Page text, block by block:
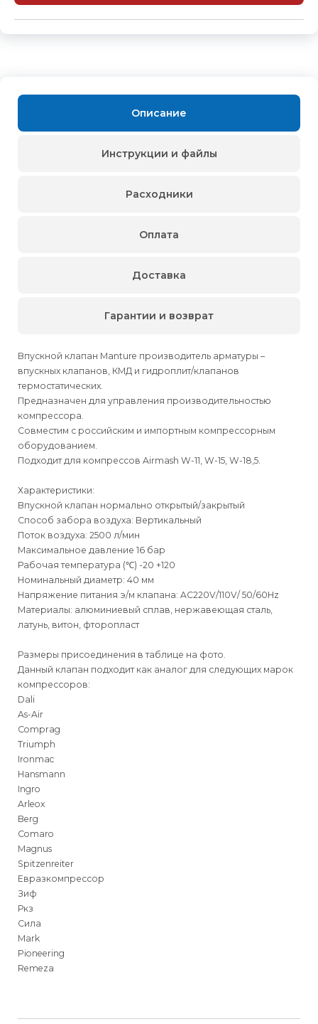
Описание
Впускной клапан Manture производитель арматуры –
впускных клапанов, КМД и гидроплит/клапанов
термостатических.
Предназначен для управления производительностью
компрессора.
Совместим с российским и импортным компрессорным
оборудованием.
Подходит для компрессов Airmash W-11, W-15, W-18,5.
Характеристики:
Впускной клапан нормально открытый/закрытый
Способ забора воздуха: Вертикальный
Поток воздуха: 2500 л/мин
Максимальное давление 16 бар
Рабочая температура (℃) -20 +120
Номинальный диаметр: 40 мм
Напряжение питания э/м клапана: AC220V/110V/ 50/60Hz
Материалы: алюминиевый сплав, нержавеющая сталь,
латунь, витон, фторопласт
Размеры присоединения в таблице на фото.
Данный клапан подходит как аналог для следующих марок
компрессоров:
Dali
As-Air
Comprag
Triumph
Ironmac
Hansmann
Ingro
Arleox
Berg
Comaro
Magnus
Spitzenreiter
Евразкомпрессор
Зиф
Ркз
Сила
Mark
Pioneering
Remeza
Инструкции и файлы
Расходники
Оплата
лиц
Доставка
Способыдоставки
Гарантии и возврат
лиц